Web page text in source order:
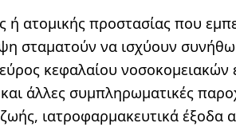
ή ατομικής προστασίας που
σταματούν να ισχύουν
κεφαλαίου
άλλες συμπληρωματικές
ιατροφαρμακευτικά έξοδα